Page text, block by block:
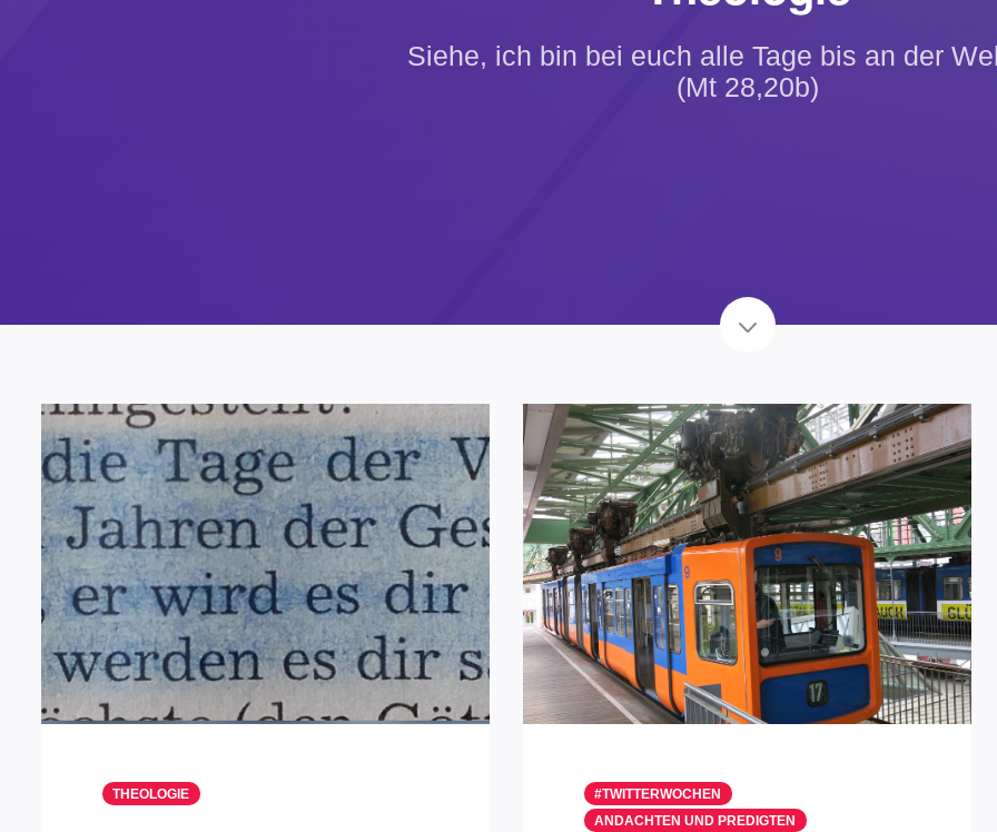
Siehe, ich bin bei euch alle Tage bis an der
(Mt 28,20b)
THEOLOGIE
#TWITTERWOCHEN
ANDACHTEN UND PREDIGTEN